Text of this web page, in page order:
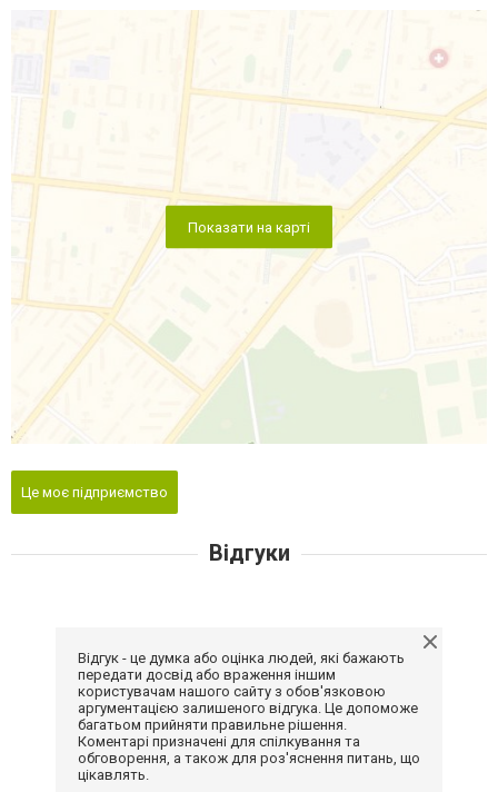
Показати на карті
Це моє підприємство
Відгуки
Відгук - це думка або оцінка людей, які бажають
передати досвід або враження іншим
користувачам нашого сайту з обов'язковою
аргументацією залишеного відгука. Це допоможе
багатьом прийняти правильне рішення.
Коментарі призначені для спілкування та
обговорення, а також для роз'яснення питань, що
цікавлять.